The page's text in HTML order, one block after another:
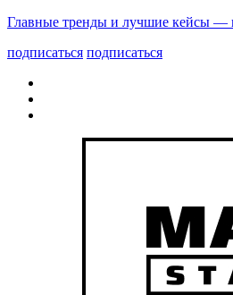
Главные тренды и лучшие кейсы —
подписаться подписаться